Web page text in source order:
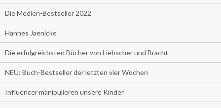
Die Medien-Bestseller 2022
Hannes Jaenicke
Die erfolgreichsten Bücher von Liebscher und Bracht
NEU: Buch-Bestseller der letzten vier Wochen
Influencer manipulieren unsere Kinder